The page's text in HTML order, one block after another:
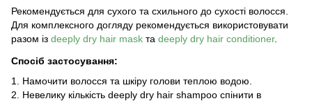
Рекомендується для сухого та схильного до сухості волосся.
Для комплексного догляду рекомендується використовувати
разом із deeply dry hair mask та deeply dry hair conditioner.
Спосіб застосування:
1. Намочити волосся та шкіру голови теплою водою.
2. Невелику кількість deeply dry hair shampoo спінити в